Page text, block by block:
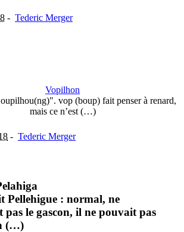
- Tederic Merger
Vopilhon
vop (boup) fait penser à renard,
mais ce n’est (…)
- Tederic Merger
Pellehigue : normal, ne
pas le gascon, il ne pouvait pas
(…)